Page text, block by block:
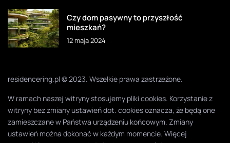
Czy dom pasywny to przyszłość
mieszkań?
12 maja 2024
residencering.pl © 2023. Wszelkie prawa zastrzeżone.
W ramach naszej witryny stosujemy pliki cookies. Korzystanie z
witryny bez zmiany ustawień dot. cookies oznacza, że będą one
zamieszczane w Państwa urządzeniu końcowym. Zmiany
ustawień można dokonać w każdym momencie. Więcej